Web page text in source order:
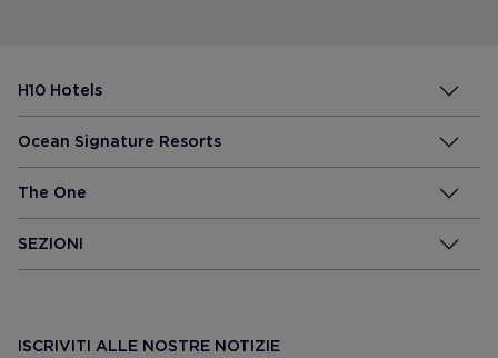
H10 Hotels
Ocean Signature Resorts
The One
SEZIONI
ISCRIVITI ALLE NOSTRE NOTIZIE